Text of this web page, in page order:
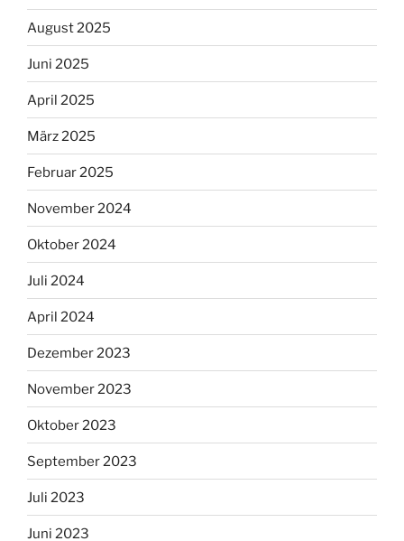
August 2025
Juni 2025
April 2025
März 2025
Februar 2025
November 2024
Oktober 2024
Juli 2024
April 2024
Dezember 2023
November 2023
Oktober 2023
September 2023
Juli 2023
Juni 2023